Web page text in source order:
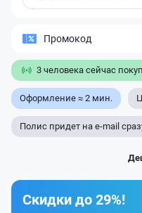
Промокод
3 человека сейчас
Оформление ≈ 2 мин.
Полис придет на e-mail
Скидки до 29%!